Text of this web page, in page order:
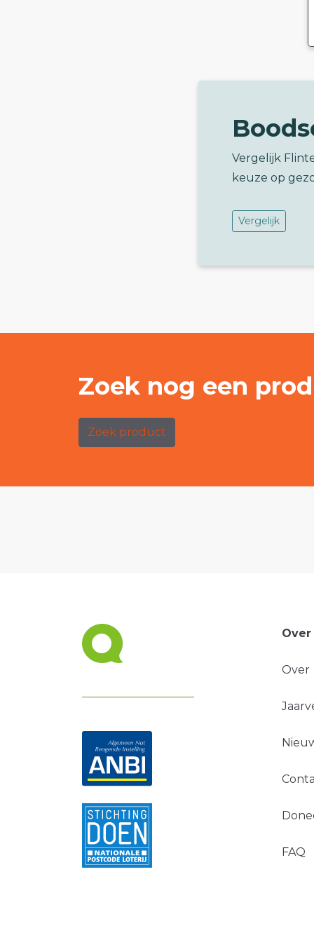
Vergelijk
keuze op
Vergelijk
Zoek nog een
Zoek product
Over
Over
FAQ